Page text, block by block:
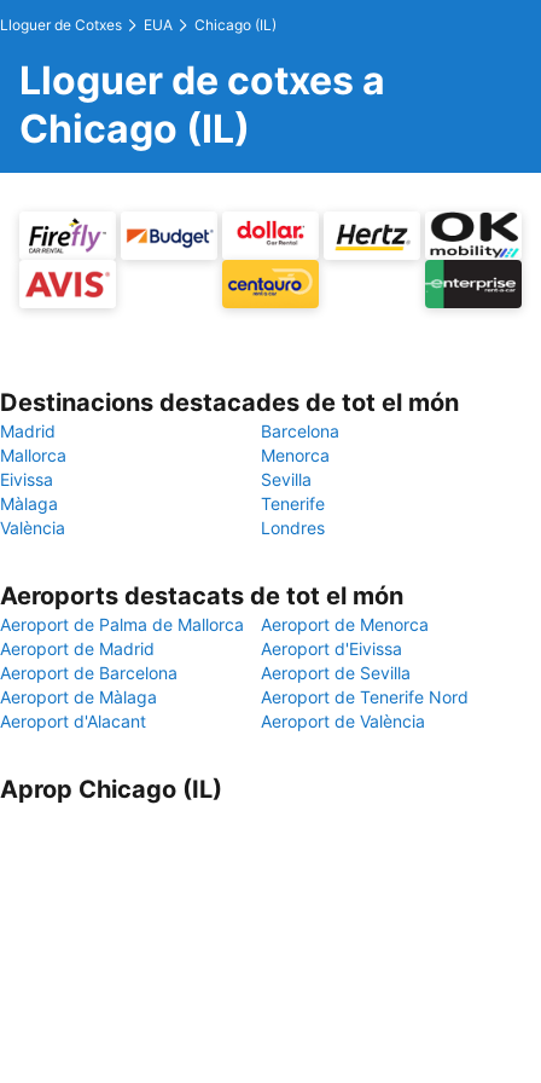
Lloguer de Cotxes EUA Chicago (IL)
Lloguer de cotxes a
Chicago (IL)
Destinacions destacades de tot el món
Madrid
Barcelona
Mallorca
Menorca
Eivissa
Sevilla
Màlaga
Tenerife
València
Londres
Aeroports destacats de tot el món
Aeroport de Palma de Mallorca
Aeroport de Menorca
Aeroport de Madrid
Aeroport d'Eivissa
Aeroport de Barcelona
Aeroport de Sevilla
Aeroport de Màlaga
Aeroport de Tenerife Nord
Aeroport d'Alacant
Aeroport de València
Aprop Chicago (IL)